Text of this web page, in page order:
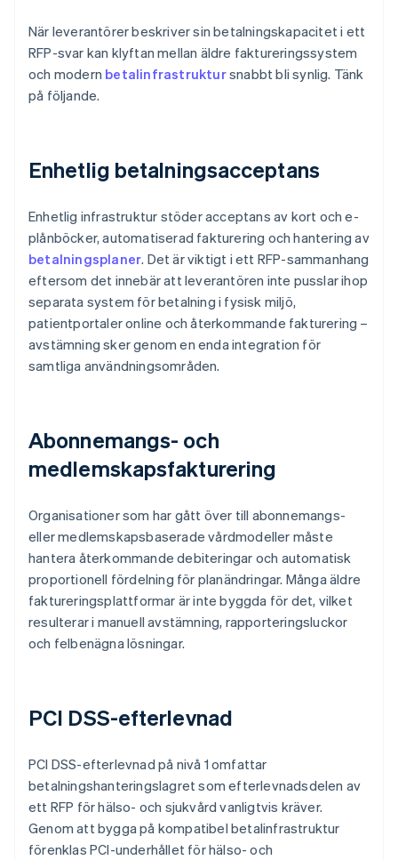
När leverantörer beskriver sin betalningskapacitet i ett
RFP-svar kan klyftan mellan äldre faktureringssystem
och modern betalinfrastruktursnabbt bli synlig. Tänk
på följande.
Enhetlig betalningsacceptans
Enhetlig infrastruktur stöder acceptans av kort och e-
plånböcker, automatiserad fakturering och hantering av
betalningsplaner. Det är viktigt i ett RFP-sammanhang
eftersom det innebär att leverantören inte pusslar ihop
separata system för betalning i fysisk miljö,
patientportaler online och återkommande fakturering –
avstämning sker genom en enda integration för
samtliga användningsområden.
Abonnemangs- och
medlemskapsfakturering
Organisationer som har gått över till abonnemangs-
eller medlemskapsbaserade vårdmodeller måste
hantera återkommande debiteringar och automatisk
proportionell fördelning för planändringar. Många äldre
faktureringsplattformar är inte byggda för det, vilket
resulterar i manuell avstämning, rapporteringsluckor
och felbenägna lösningar.
PCI DSS-efterlevnad
PCI DSS-efterlevnad på nivå 1 omfattar
betalningshanteringslagret som efterlevnadsdelen av
ett RFP för hälso- och sjukvård vanligtvis kräver.
Genom att bygga på kompatibel betalinfrastruktur
förenklas PCI-underhållet för hälso- och